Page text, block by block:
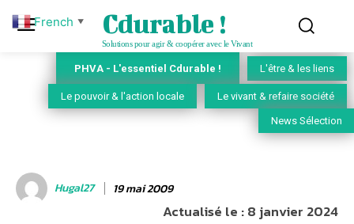
Cdurable !
Solutions pour agir & coopérer avec le Vivant
PHVA - L'essentiel Cdurable ! L'être & les liens
Le pouvoir & l'action locale Le vivant & refaire société
News Sélection
Hugal27 19 mai 2009
Actualisé le :8 janvier 2024
French ▼